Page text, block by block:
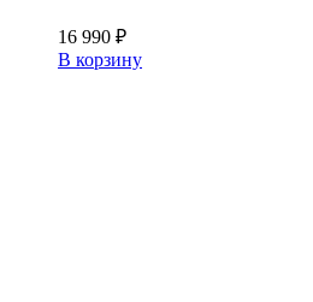
16 990 ₽
В корзину